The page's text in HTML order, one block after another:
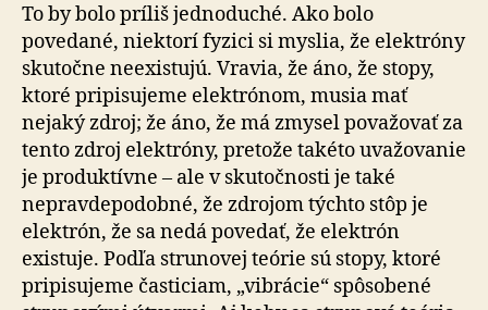
To by bolo príliš jednoduché. Ako bolo
povedané, niektorí fyzici si myslia, že elektróny
skutočne neexistujú. Vravia, že áno, že stopy,
ktoré pripisujeme elektrónom, musia mať
nejaký zdroj; že áno, že má zmysel považovať za
tento zdroj elektróny, pretože takéto uvažovanie
je produktívne – ale v skutočnosti je také
nepravdepodobné, že zdrojom týchto stôp je
elektrón, že sa nedá povedať, že elektrón
existuje. Podľa strunovej teórie sú stopy, ktoré
pripisujeme časticiam, „vibrácie“ spôsobené